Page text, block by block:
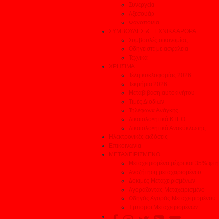
Συνεργεία
Αξεσουάρ
Φανοποιεία
ΣΥΜΒΟΥΛΕΣ & ΤΕΧΝΙΚΑ ΑΡΘΡΑ
Συμβουλές οικονομίας
Οδηγείστε με ασφάλεια
Τεχνικά
ΧΡΗΣΙΜΑ
Τέλη κυκλοφορίας 2026
Τεκμήρια 2026
Μεταβίβαση αυτοκινήτου
Τιμές Διοδίων
Τηλέφωνα Ανάγκης
Δικαιολογητικά ΚΤΕΟ
Δικαιολογητικά Ανακύκλωσης
Ηλεκτρονικές εκδόσεις
Επικοινωνία
ΜΕΤΑΧΕΙΡΙΣΜΕΝΟ
Μεταχειρισμένα μέχρι και 35%
Αναζήτηση μεταχειρισμένου
Δοκιμές Μεταχειρισμένων
Αγοράζοντας Μεταχειρισμένο
Οδηγός Αγοράς Μεταχειρισμένου
Έμποροι Μεταχειρισμένων